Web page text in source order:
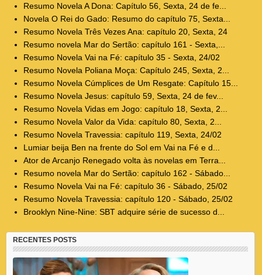
Resumo Novela A Dona: Capítulo 56, Sexta, 24 de fe...
Novela O Rei do Gado: Resumo do capítulo 75, Sexta...
Resumo Novela Três Vezes Ana: capítulo 20, Sexta, 24
Resumo novela Mar do Sertão: capítulo 161 - Sexta,...
Resumo Novela Vai na Fé: capítulo 35 - Sexta, 24/02
Resumo Novela Poliana Moça: Capítulo 245, Sexta, 2...
Resumo Novela Cúmplices de Um Resgate: Capítulo 15...
Resumo Novela Jesus: capítulo 59, Sexta, 24 de fev...
Resumo Novela Vidas em Jogo: capítulo 18, Sexta, 2...
Resumo Novela Valor da Vida: capítulo 80, Sexta, 2...
Resumo Novela Travessia: capítulo 119, Sexta, 24/02
Lumiar beija Ben na frente do Sol em Vai na Fé e d...
Ator de Arcanjo Renegado volta às novelas em Terra...
Resumo novela Mar do Sertão: capítulo 162 - Sábado...
Resumo Novela Vai na Fé: capítulo 36 - Sábado, 25/02
Resumo Novela Travessia: capítulo 120 - Sábado, 25/02
Brooklyn Nine-Nine: SBT adquire série de sucesso d...
RECENTES POSTS